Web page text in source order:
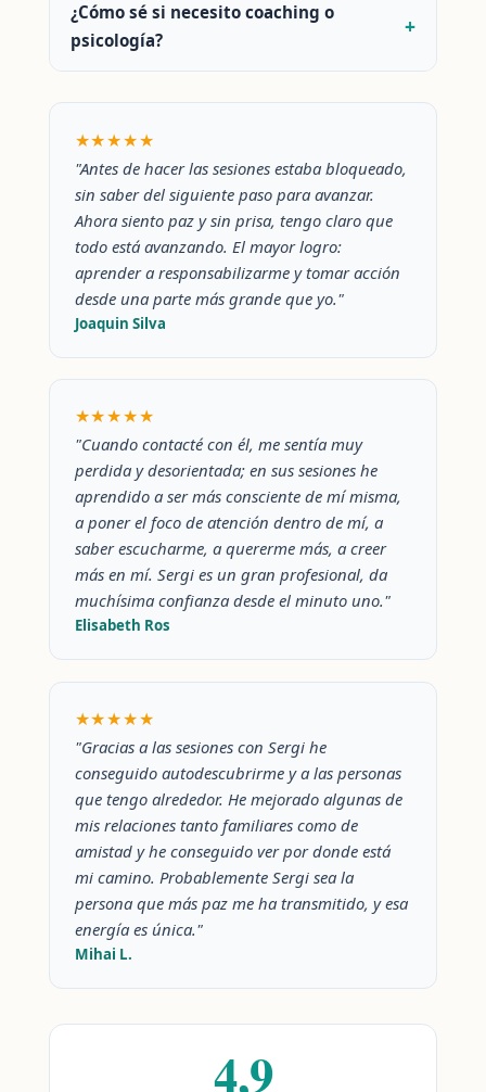
¿Cómo sé si necesito coaching o
psicología?
★★★★★
"Antes de hacer las sesiones estaba bloqueado,
sin saber del siguiente paso para avanzar.
Ahora siento paz y sin prisa, tengo claro que
todo está avanzando. El mayor logro:
aprender a responsabilizarme y tomar acción
desde una parte más grande que yo."
Joaquin Silva
★★★★★
"Cuando contacté con él, me sentía muy
perdida y desorientada; en sus sesiones he
aprendido a ser más consciente de mí misma,
a poner el foco de atención dentro de mí, a
saber escucharme, a quererme más, a creer
más en mí. Sergi es un gran profesional, da
muchísima confianza desde el minuto uno."
Elisabeth Ros
★★★★★
"Gracias a las sesiones con Sergi he
conseguido autodescubrirme y a las personas
que tengo alrededor. He mejorado algunas de
mis relaciones tanto familiares como de
amistad y he conseguido ver por donde está
mi camino. Probablemente Sergi sea la
persona que más paz me ha transmitido, y esa
energía es única."
Mihai L.
4,9